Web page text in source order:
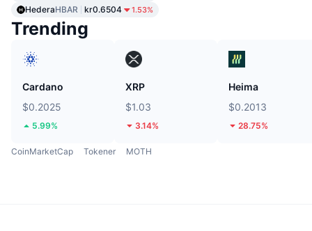
HederaHBAR kr0.6504 1.53%
Trending
Cardano
$0.2025
5.99%
XRP
$1.03
3.14%
Heima
$0.2013
28.75%
CoinMarketCap Tokener MOTH